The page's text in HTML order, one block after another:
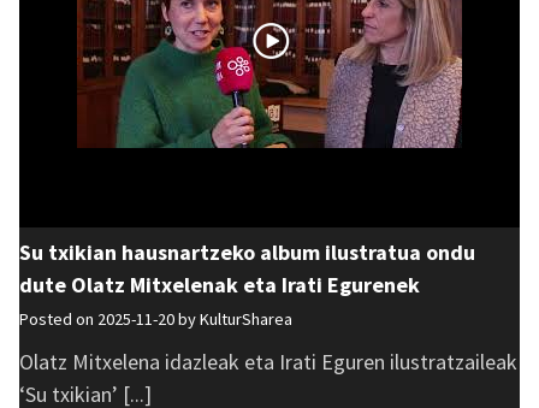
Su txikian hausnartzeko album ilustratua ondu
dute Olatz Mitxelenak eta Irati Egurenek
Posted on 2025-11-20 byKulturSharea
Olatz Mitxelena idazleak eta Irati Eguren ilustratzaileak
‘Su txikian’ [...]